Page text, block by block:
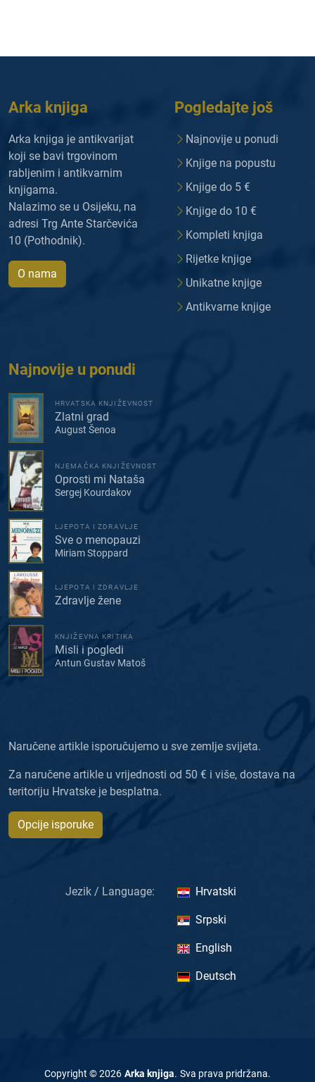
Arka knjiga
Arka knjiga je antikvarijat
koji se bavi trgovinom
rabljenim i antikvarnim
knjigama.
Nalazimo se u Osijeku, na
adresi Trg Ante Starčevića
10 (Pothodnik).
O nama
Pogledajte još
Najnovije u ponudi
Knjige na popustu
Knjige do 5 €
Knjige do 10 €
Kompleti knjiga
Rijetke knjige
Unikatne knjige
Antikvarne knjige
Najnovije u ponudi
HRVATSKA KNJIŽEVNOST
Zlatni grad
August Šenoa
NJEMAČKA KNJIŽEVNOST
Oprosti mi Nataša
Sergej Kourdakov
LJEPOTA I ZDRAVLJE
Sve o menopauzi
Miriam Stoppard
LJEPOTA I ZDRAVLJE
Zdravlje žene
KNJIŽEVNA KRITIKA
Misli i pogledi
Antun Gustav Matoš
Naručene artikle isporučujemo u sve zemlje svijeta.
Za naručene artikle u vrijednosti od 50 € i više, dostava na
teritoriju Hrvatske je besplatna.
Opcije isporuke
Jezik / Language: Hrvatski
Srpski
English
Deutsch
Copyright ©2026 Arka knjiga. Sva prava pridržana.